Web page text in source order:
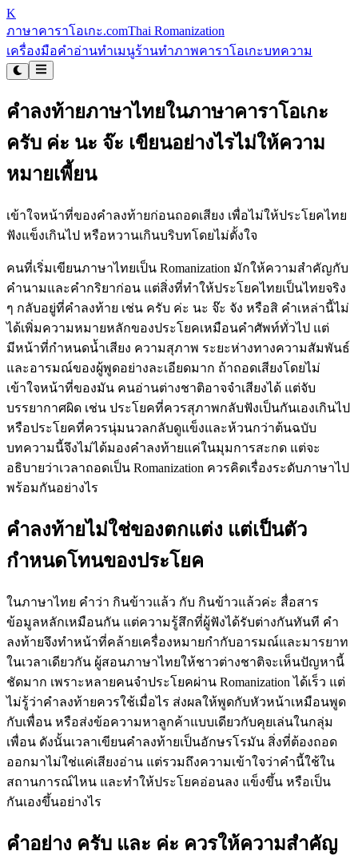
K
ภาษาคาราโอเกะ.comThai Romanization
เครื่องมือคำอ่านทำเมนูร้านทำภาพคาราโอเกะบทความ
คำลงท้ายภาษาไทยในภาษาคาราโอเกะ
ครับ ค่ะ นะ จ๊ะ เขียนอย่างไรไม่ให้ความ
หมายเพี้ยน
เข้าใจหน้าที่ของคำลงท้ายก่อนถอดเสียง เพื่อไม่ให้ประโยคไทย
ฟังแข็งเกินไป หรือหวานเกินบริบทโดยไม่ตั้งใจ
คนที่เริ่มเขียนภาษาไทยเป็น Romanization มักให้ความสำคัญกับ
คำนามและคำกริยาก่อน แต่สิ่งที่ทำให้ประโยคไทยเป็นไทยจริง
ๆ กลับอยู่ที่คำลงท้าย เช่น ครับ ค่ะ นะ จ๊ะ จัง หรือสิ คำเหล่านี้ไม่
ได้เพิ่มความหมายหลักของประโยคเหมือนคำศัพท์ทั่วไป แต่
มีหน้าที่กำหนดน้ำเสียง ความสุภาพ ระยะห่างทางความสัมพันธ์
และอารมณ์ของผู้พูดอย่างละเอียดมาก ถ้าถอดเสียงโดยไม่
เข้าใจหน้าที่ของมัน คนอ่านต่างชาติอาจจำเสียงได้ แต่จับ
บรรยากาศผิด เช่น ประโยคที่ควรสุภาพกลับฟังเป็นกันเองเกินไป
หรือประโยคที่ควรนุ่มนวลกลับดูแข็งและห้วนกว่าต้นฉบับ
บทความนี้จึงไม่ได้มองคำลงท้ายแค่ในมุมการสะกด แต่จะ
อธิบายว่าเวลาถอดเป็น Romanization ควรคิดเรื่องระดับภาษาไป
พร้อมกันอย่างไร
คำลงท้ายไม่ใช่ของตกแต่ง แต่เป็นตัว
กำหนดโทนของประโยค
ในภาษาไทย คำว่า กินข้าวแล้ว กับ กินข้าวแล้วค่ะ สื่อสาร
ข้อมูลหลักเหมือนกัน แต่ความรู้สึกที่ผู้ฟังได้รับต่างกันทันที คำ
ลงท้ายจึงทำหน้าที่คล้ายเครื่องหมายกำกับอารมณ์และมารยาท
ในเวลาเดียวกัน ผู้สอนภาษาไทยให้ชาวต่างชาติจะเห็นปัญหานี้
ชัดมาก เพราะหลายคนจำประโยคผ่าน Romanization ได้เร็ว แต่
ไม่รู้ว่าคำลงท้ายควรใช้เมื่อไร ส่งผลให้พูดกับหัวหน้าเหมือนพูด
กับเพื่อน หรือส่งข้อความหาลูกค้าแบบเดียวกับคุยเล่นในกลุ่ม
เพื่อน ดังนั้นเวลาเขียนคำลงท้ายเป็นอักษรโรมัน สิ่งที่ต้องถอด
ออกมาไม่ใช่แค่เสียงอ่าน แต่รวมถึงความเข้าใจว่าคำนี้ใช้ใน
สถานการณ์ไหน และทำให้ประโยคอ่อนลง แข็งขึ้น หรือเป็น
กันเองขึ้นอย่างไร
คำอย่าง ครับ และ ค่ะ ควรให้ความสำคัญ